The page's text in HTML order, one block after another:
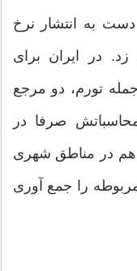
به انتشار نرخ
در ایران برای
تورم، دو مرجع
صرفا در
در مناطق شهری
را جمع آوری